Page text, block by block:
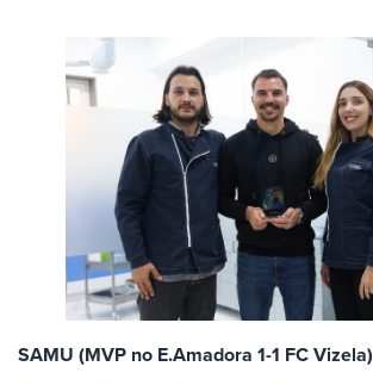
SAMU (MVP no E.Amadora 1-1 FC Vizela)